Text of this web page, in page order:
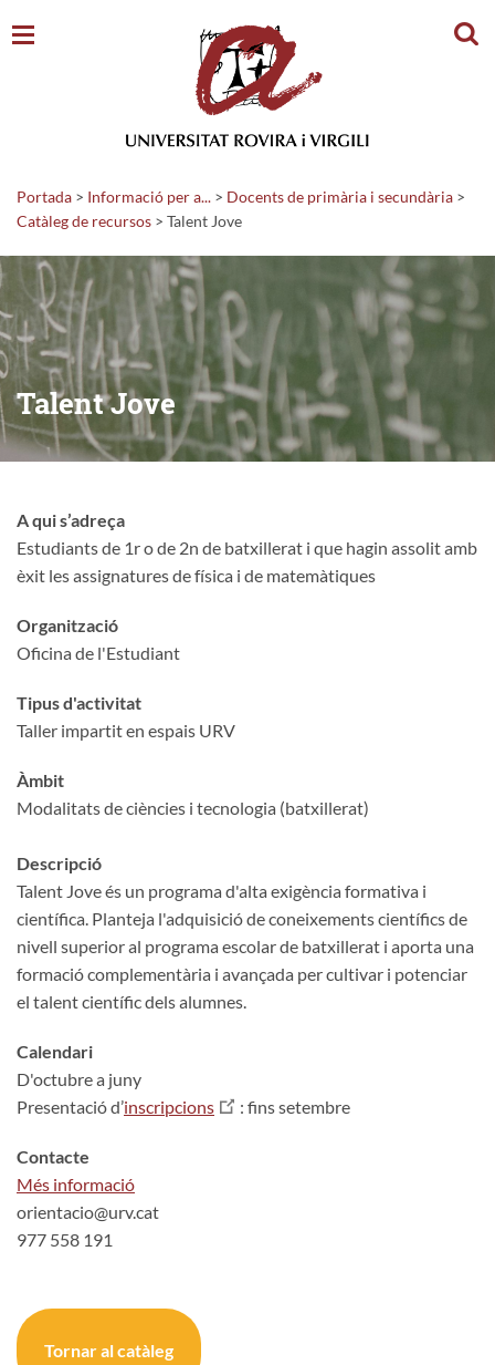
Portada > Informació per a... > Docents de primària i secundària >
Catàleg de recursos > Talent Jove
Talent Jove
A qui s’adreça
Estudiants de 1r o de 2n de batxillerat i que hagin assolit amb
èxit les assignatures de física i de matemàtiques
Organització
Oficina de l'Estudiant
Tipus d'activitat
Taller impartit en espais URV
Àmbit
Modalitats de ciències i tecnologia (batxillerat)
Descripció
Talent Jove és un programa d'alta exigència formativa i
científica. Planteja l'adquisició de coneixements científics de
nivell superior al programa escolar de batxillerat i aporta una
formació complementària i avançada per cultivar i potenciar
el talent científic dels alumnes.
Calendari
D'octubre a juny
Presentació d’inscripcions : fins setembre
Contacte
Més informació
orientacio@urv.cat
977 558 191
Tornar al catàleg